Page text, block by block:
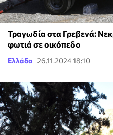
Τραγωδία στα Γρεβενά:
φωτιά σε οικόπεδο
Ελλάδα 26.11.2024 18:10